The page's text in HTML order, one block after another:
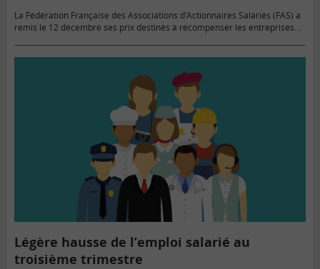
La Fédération Française des Associations d’Actionnaires Salariés (FAS) a
remis le 12 décembre ses prix destinés à récompenser les entreprises
Légère hausse de l’emploi salarié au
troisième trimestre